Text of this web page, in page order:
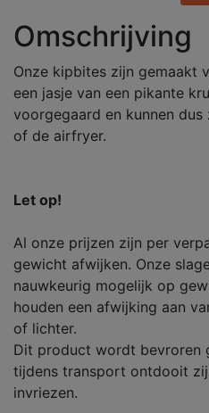
Omschrijving
Onze kipbites zijn gemaakt
een jasje van een pikante
voorgegaard en kunnen
of de airfryer.
Let op!
Al onze prijzen zijn per
gewicht afwijken. Onze
nauwkeurig mogelijk op
houden een afwijking aan
of lichter.
Dit product wordt bevroren
tijdens transport ontdooit
invriezen.